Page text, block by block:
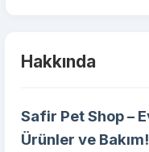
Hakkında
Safir Pet Shop –
Ürünler ve Bakım!